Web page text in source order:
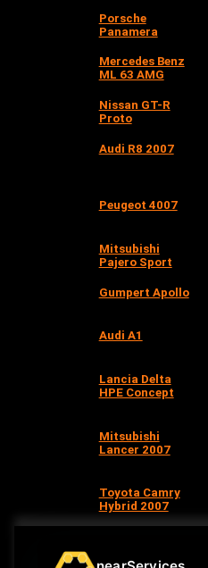
Porsche
Panamera
Mercedes Benz
ML 63 AMG
Nissan GT-R
Proto
Audi R8 2007
Peugeot 4007
Mitsubishi
Pajero Sport
Gumpert Apollo
Audi A1
Lancia Delta
HPE Concept
Mitsubishi
Lancer 2007
Toyota Camry
Hybrid 2007